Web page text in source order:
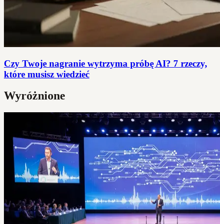
Czy Twoje nagranie wytrzyma próbę AI? 7 rzeczy,
które musisz wiedzieć
Wyróżnione